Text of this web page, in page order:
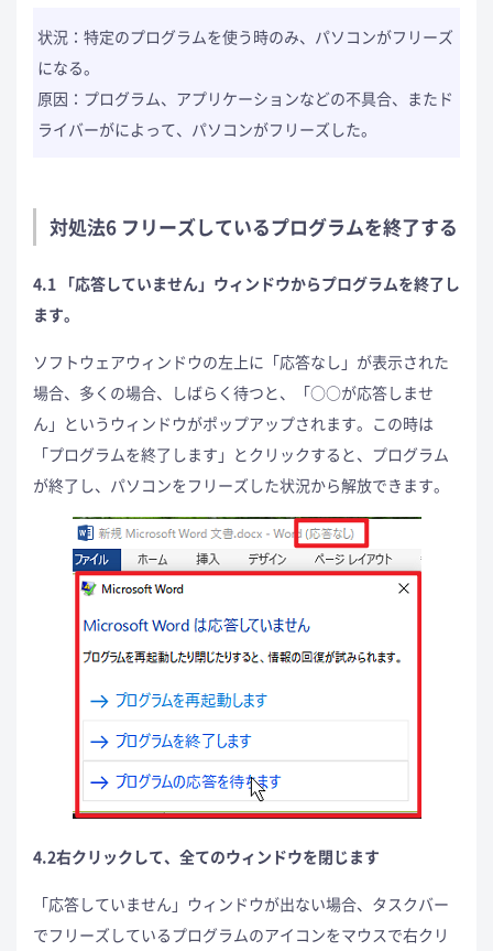
状況：特定のプログラムを使う時のみ、パソコンがフリーズ
になる。
原因：プログラム、アプリケーションなどの不具合、またド
ライバーがによって、パソコンがフリーズした。
対処法6 フリーズしているプログラムを終了する
4.1 「応答していません」ウィンドウからプログラムを終了し
ます。
ソフトウェアウィンドウの左上に「応答なし」が表示された
場合、多くの場合、しばらく待つと、「○○が応答しませ
ん」というウィンドウがポップアップされます。この時は
「プログラムを終了します」とクリックすると、プログラム
が終了し、パソコンをフリーズした状況から解放できます。
4.2右クリックして、全てのウィンドウを閉じます
「応答していません」ウィンドウが出ない場合、タスクバー
でフリーズしているプログラムのアイコンをマウスで右クリ